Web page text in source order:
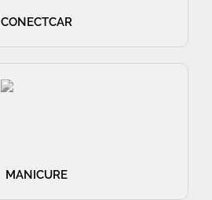
CONECTCAR
MANICURE